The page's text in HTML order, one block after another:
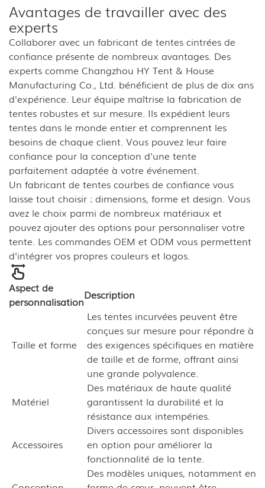
Avantages de travailler avec des
experts
Collaborer avec un fabricant de tentes cintrées de
confiance présente de nombreux avantages. Des
experts comme Changzhou HY Tent & House
Manufacturing Co., Ltd. bénéficient de plus de dix ans
d'expérience. Leur équipe maîtrise la fabrication de
tentes robustes et sur mesure. Ils expédient leurs
tentes dans le monde entier et comprennent les
besoins de chaque client. Vous pouvez leur faire
confiance pour la conception d'une tente
parfaitement adaptée à votre événement.
Un fabricant de tentes courbes de confiance vous
laisse tout choisir : dimensions, forme et design. Vous
avez le choix parmi de nombreux matériaux et
pouvez ajouter des options pour personnaliser votre
tente. Les commandes OEM et ODM vous permettent
d'intégrer vos propres couleurs et logos.
Aspect de
personnalisationDescription
Taille et forme
Les tentes incurvées peuvent être
conçues sur mesure pour répondre à
des exigences spécifiques en matière
de taille et de forme, offrant ainsi
une grande polyvalence.
Matériel
Des matériaux de haute qualité
garantissent la durabilité et la
résistance aux intempéries.
Accessoires
Divers accessoires sont disponibles
en option pour améliorer la
fonctionnalité de la tente.
Des modèles uniques, notamment en